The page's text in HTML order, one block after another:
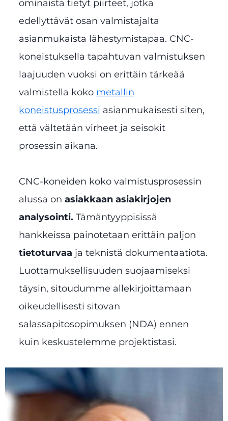
ominaista tietyt piirteet, jotka
edellyttävät osan valmistajalta
asianmukaista lähestymistapaa. CNC-
koneistuksella tapahtuvan valmistuksen
laajuuden vuoksi on erittäin tärkeää
valmistella koko metallin
koneistusprosessi asianmukaisesti siten,
että vältetään virheet ja seisokit
prosessin aikana.
CNC-koneiden koko valmistusprosessin
alussa on asiakkaan asiakirjojen
analysointi. Tämäntyyppisissä
hankkeissa painotetaan erittäin paljon
tietoturvaa ja teknistä dokumentaatiota.
Luottamuksellisuuden suojaamiseksi
täysin, sitoudumme allekirjoittamaan
oikeudellisesti sitovan
salassapitosopimuksen (NDA) ennen
kuin keskustelemme projektistasi.